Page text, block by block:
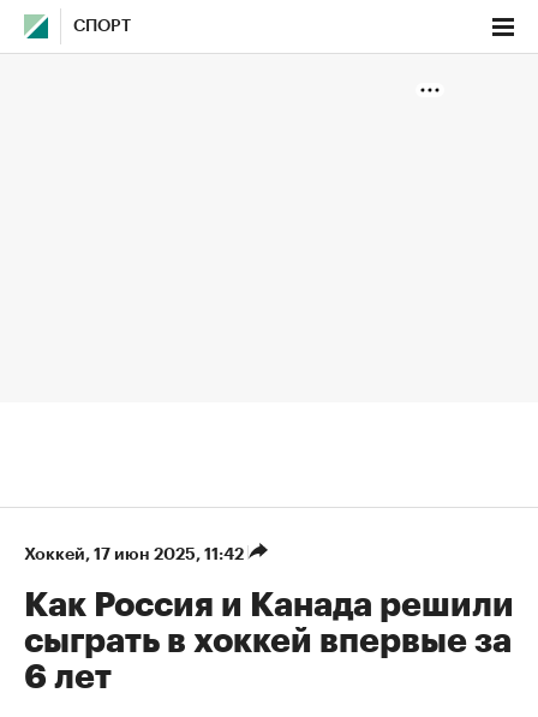
СПОРТ
Хоккей⁠, 17 июн 2025, 11:42
Как Россия и Канада решили
сыграть в хоккей впервые за
6 лет